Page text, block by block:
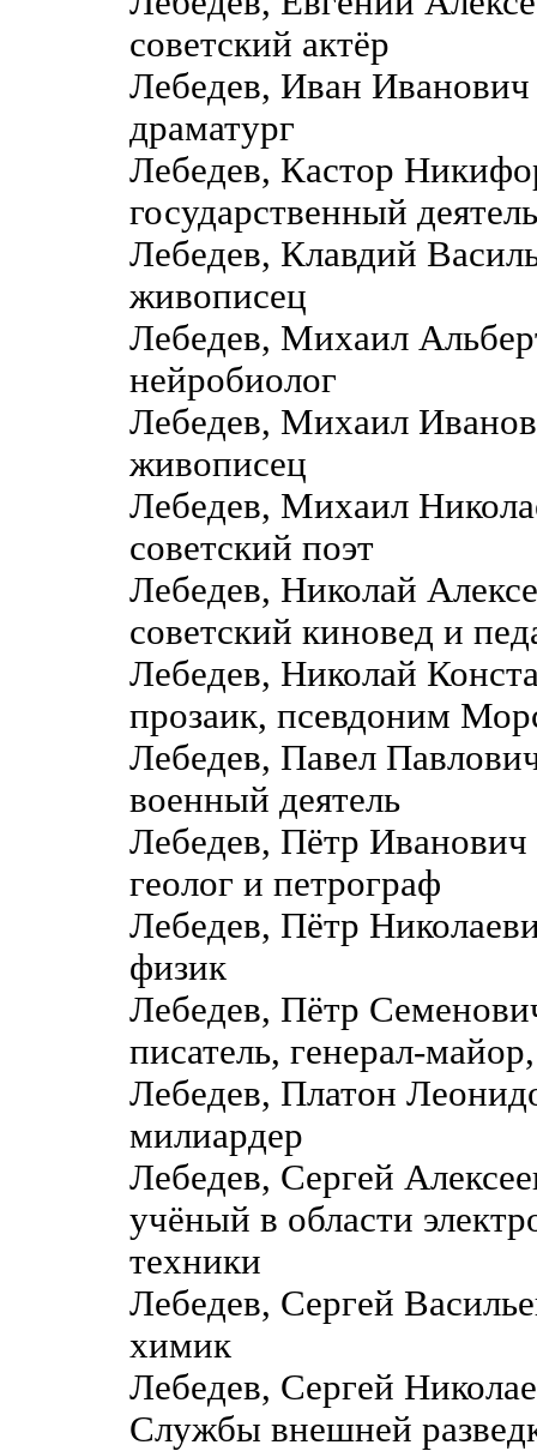
советский актёр
Лебедев, Иван
драматург
Лебедев, Кастор
государственный
Лебедев, Клавдий
живописец
Лебедев, Михаил
нейробиолог
Лебедев, Михаил
живописец
Лебедев, Михаил
советский поэт
Лебедев, Николай
советский киновед и
Лебедев, Николай
прозаик, псевдоним
Лебедев, Павел
военный деятель
Лебедев, Пётр
геолог и петрограф
Лебедев, Пётр
физик
Лебедев, Пётр
писатель, генерал-
Лебедев, Платон
милиардер
Лебедев, Сергей
учёный в области
техники
Лебедев, Сергей
химик
Лебедев, Сергей
Службы внешней